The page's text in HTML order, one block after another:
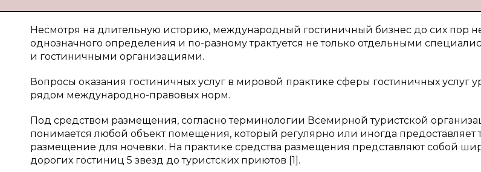
Несмотря на длительную историю, международный гостиничный бизнес до сих пор
однозначного определения и по-разному трактуется не только отдельными
и гостиничными организациями.
Вопросы оказания гостиничных услуг в мировой практике сферы гостиничных услуг
рядом международно-правовых норм.
Под средством размещения, согласно терминологии Всемирной туристской
понимается любой объект помещения, который регулярно или иногда предоставляет
размещение для ночевки. На практике средства размещения представляют собой
дорогих гостиниц 5 звезд до туристских приютов [1].